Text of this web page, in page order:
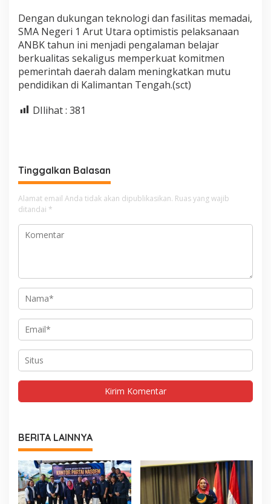
Dengan dukungan teknologi dan fasilitas memadai,
SMA Negeri 1 Arut Utara optimistis pelaksanaan
ANBK tahun ini menjadi pengalaman belajar
berkualitas sekaligus memperkuat komitmen
pemerintah daerah dalam meningkatkan mutu
pendidikan di Kalimantan Tengah.(sct)
DIlihat : 381
Tinggalkan Balasan
Alamat email Anda tidak akan dipublikasikan. Ruas yang wajib
ditandai *
BERITA LAINNYA